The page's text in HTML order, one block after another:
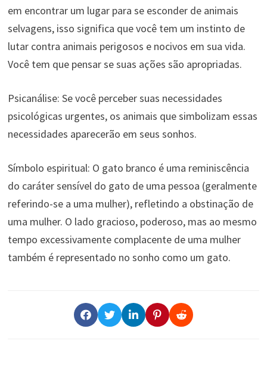
em encontrar um lugar para se esconder de animais
selvagens, isso significa que você tem um instinto de
lutar contra animais perigosos e nocivos em sua vida.
Você tem que pensar se suas ações são apropriadas.
Psicanálise: Se você perceber suas necessidades
psicológicas urgentes, os animais que simbolizam essas
necessidades aparecerão em seus sonhos.
Símbolo espiritual: O gato branco é uma reminiscência
do caráter sensível do gato de uma pessoa (geralmente
referindo-se a uma mulher), refletindo a obstinação de
uma mulher. O lado gracioso, poderoso, mas ao mesmo
tempo excessivamente complacente de uma mulher
também é representado no sonho como um gato.